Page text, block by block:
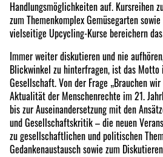
Handlungsmöglichkeiten auf. Kursreihen
zum Themenkomplex Gemüsegarten
vielseitige Upcycling-Kurse bereichern
Immer weiter diskutieren und nie
Blickwinkel zu hinterfragen, ist das
Gesellschaft. Von der Frage „Brauchen
Aktualität der Menschenrechte im 21.
bis zur Auseinandersetzung mit den
und Gesellschaftskritik – die neuen
zu gesellschaftlichen und politischen
Gedankenaustausch sowie zum